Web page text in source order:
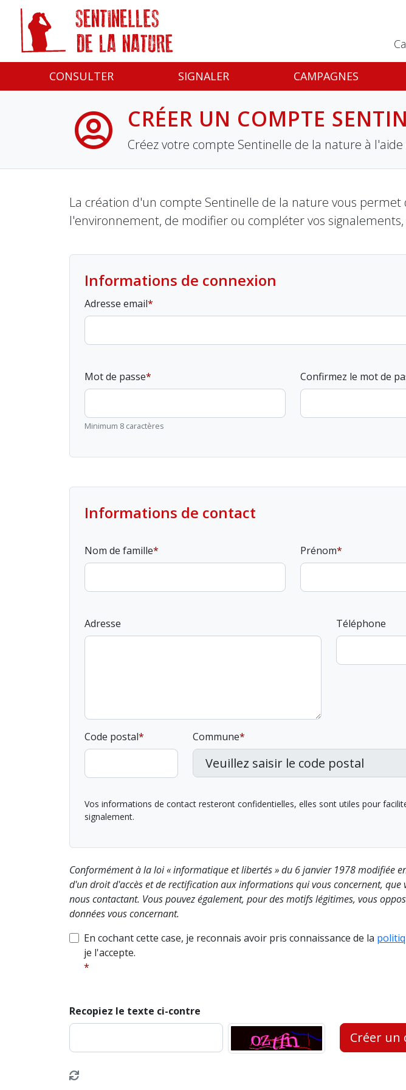
CONSULTER SIGNALER CAMPAGNES
CRÉER UN COMPTE
Créez votre compte Sentinelle de la nature à
La création d'un compte Sentinelle de la nature vous
l'environnement, de modifier ou compléter vos
Informations de connexion
Adresse email
Mot de passe
Minimum 8 caractères
Confirmez le mot de
Informations de contact
Nom de famille Prénom
Adresse Téléphone
Code postal Commune
Vos informations de contact resteront confidentielles, elles sont utiles pour
signalement.
Conformément à la loi « informatique et libertés » du 6 janvier 1978 modifiée
d'un droit d'accès et de rectification aux informations qui vous concernent, que
nous contactant. Vous pouvez également, pour des motifs légitimes, vous
données vous concernant.
En cochant cette case, je reconnais avoir pris connaissance de la
je l'accepte.
Recopiez le texte ci-contre
Créer un
Panneau de gestion des cookies